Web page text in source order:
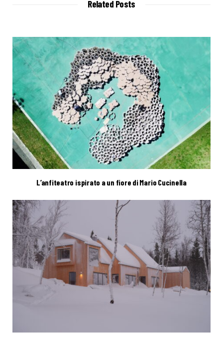
Related Posts
L’anfiteatro ispirato a un fiore di Mario Cucinella